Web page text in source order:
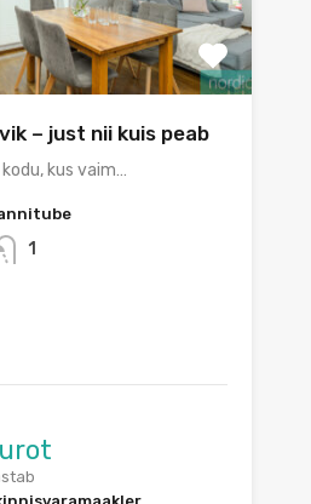
– just nii kuis peab
kus vaim…
1